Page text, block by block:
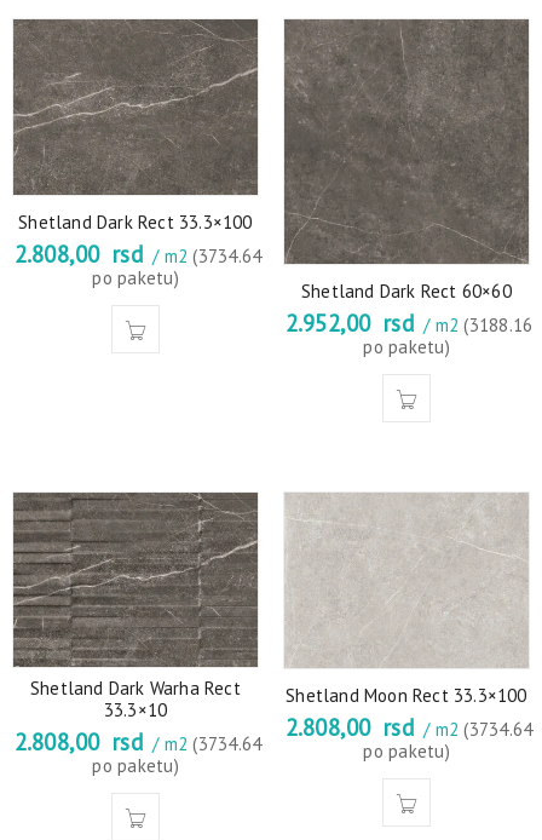
Shetland Dark Rect 33.3×100
2.808,00 rsd / m2(3734.64
po paketu)
Shetland Dark Rect 60×60
2.952,00 rsd / m2(3188.16
po paketu)
Shetland Dark Warha Rect
33.3×10
2.808,00 rsd / m2(3734.64
po paketu)
Shetland Moon Rect 33.3×100
2.808,00 rsd / m2(3734.64
po paketu)